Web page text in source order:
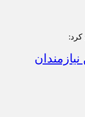
نیازمندان